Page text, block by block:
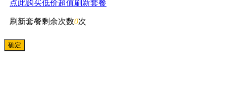
点此购买低价超值刷新套餐
刷新套餐剩余次数0次